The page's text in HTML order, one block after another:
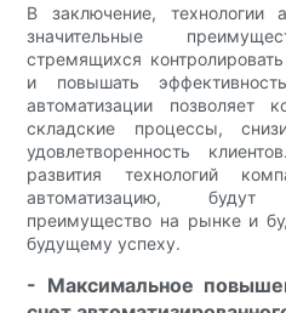
В заключение, технологии
значительные
стремящихся
и повышать
автоматизации позволяет
складские процессы,
удовлетворенность
развития технологий
автоматизацию,
преимущество на рынке и
будущему успеху.
- Максимальное